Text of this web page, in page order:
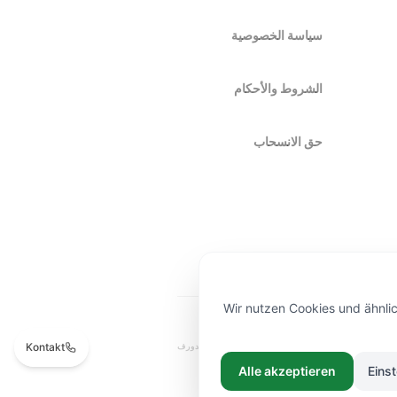
سياسة الخصوصية
الشروط والأحكام
حق الانسحاب
توصيل في دوسلدورف
Wir nutzen Cookies und
Alle akzeptieren
Kontakt